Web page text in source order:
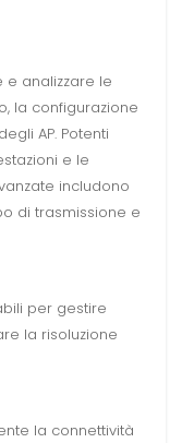
e analizzare le
la configurazione
AP. Potenti
e le
includono
di trasmissione e
per gestire
la risoluzione
la connettività